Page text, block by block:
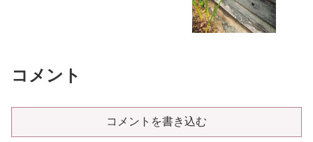
コメント
コメントを書き込む